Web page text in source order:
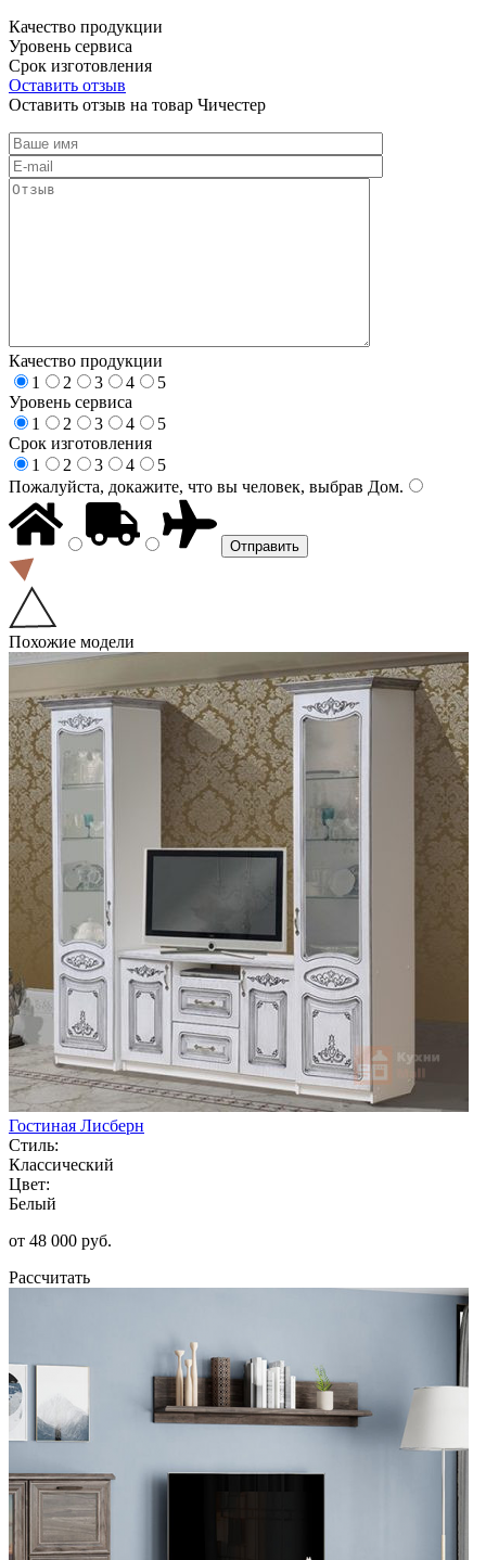
Качество продукции
Уровень сервиса
Срок изготовления
Оставить отзыв
Оставить отзыв на товар Чичестер
Качество продукции
1
2 3 4
5
Уровень сервиса
1
2 3 4
5
Срок изготовления
1
2 3 4
5
Пожалуйста, докажите, что вы человек, выбрав Дом.
Похожие модели
Гостиная Лисберн
Стиль:
Классический
Цвет:
Белый
от 48 000 руб.
Рассчитать